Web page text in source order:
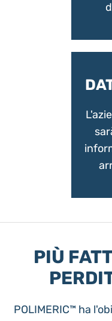
PIÙ
POLIMERIC™ ha